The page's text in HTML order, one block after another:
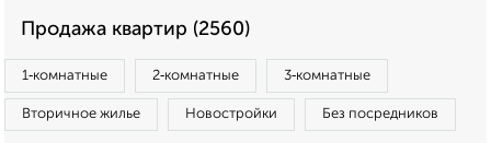
Продажа квартир (2560)
1‑комнатные 2‑комнатные 3‑комнатные
Вторичное жилье Новостройки Без посредников